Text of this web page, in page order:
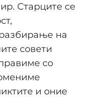
Старците се
на
совети
со
и оние